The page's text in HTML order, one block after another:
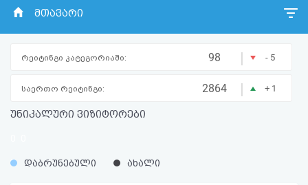
რეგისტრაცია
HTML
მთავარი
რეიტინგი კატეგორიაში: 98 | - 5
საერთო რეიტინგი: 2864 | + 1
უნიკალური ვიზიტორები
%
% დაბრუნებული ახალი